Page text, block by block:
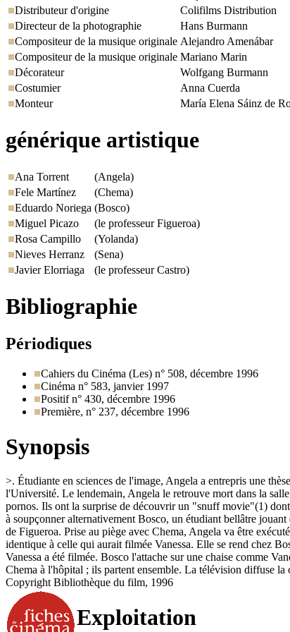
Distributeur d'origine
Colifilms Distribution
Directeur de la photographie
Hans Burmann
Compositeur de la musique originale Alejandro Amenábar
Compositeur de la musique originale Mariano Marin
Décorateur
Wolfgang Burmann
Costumier
Anna Cuerda
Monteur
María Elena Sáinz de
générique artistique
Ana Torrent
(Angela)
Fele Martínez
(Chema)
Eduardo Noriega (Bosco)
Miguel Picazo
(le professeur Figueroa)
Rosa Campillo
(Yolanda)
Nieves Herranz
(Sena)
Javier Elorriaga
(le professeur Castro)
Bibliographie
Périodiques
Cahiers du Cinéma (Les) n° 508, décembre 1996
Cinéma n° 583, janvier 1997
Positif n° 430, décembre 1996
Première, n° 237, décembre 1996
Synopsis
>. Étudiante en sciences de l'image, Angela a entrepris une
l'Université. Le lendemain, Angela le retrouve mort dans la
pornos. Ils ont la surprise de découvrir un "snuff movie"(1)
à soupçonner alternativement Bosco, un étudiant bellâtre
de Figueroa. Prise au piège avec Chema, Angela va être
identique à celle qui aurait filmée Vanessa. Elle se rend chez
Vanessa a été filmée. Bosco l'attache sur une chaise comme
Chema à l'hôpital ; ils partent ensemble. La télévision diffuse la
Copyright Bibliothèque du film, 1996
Exploitation